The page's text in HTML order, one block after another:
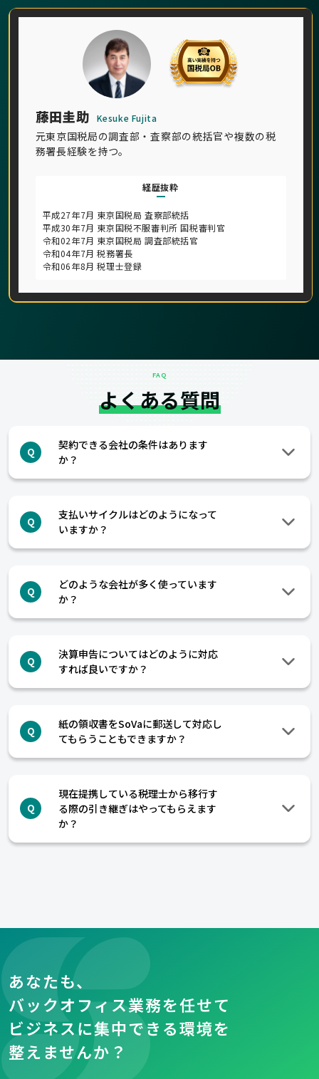
藤田圭助 Kesuke Fujita
元東京国税局の調査部・査察部の統括官や複数の税
務署長経験を持つ。
経歴抜粋
平成27年7月 東京国税局 査察部統括
平成30年7月 東京国税不服審判所 国税審判官
令和02年7月 東京国税局 調査部統括官
令和04年7月 税務署長
令和06年8月 税理士登録
FAQ
よくある質問
Q
契約できる会社の条件はあります
か？
Q
支払いサイクルはどのようになって
いますか？
Q
どのような会社が多く使っています
か？
Q
決算申告についてはどのように対応
すれば良いですか？
Q
紙の領収書をSoVaに郵送して対応し
てもらうこともできますか？
Q
現在提携している税理士から移行す
る際の引き継ぎはやってもらえます
か？
あなたも、
バックオフィス業務を任せて
ビジネスに集中できる環境を
整えませんか？